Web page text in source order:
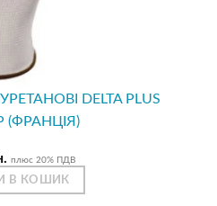
DELTA PLUS
(ФРАНЦІЯ)
плюс 20% ПДВ
В КОШИК